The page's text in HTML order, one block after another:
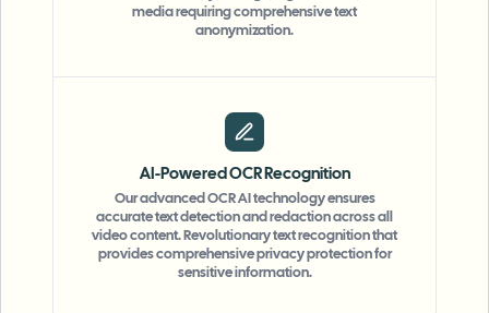
media requiring comprehensive text
anonymization.
AI-Powered OCR Recognition
Our advanced OCR AI technology ensures
accurate text detection and redaction across all
video content. Revolutionary text recognition that
provides comprehensive privacy protection for
sensitive information.